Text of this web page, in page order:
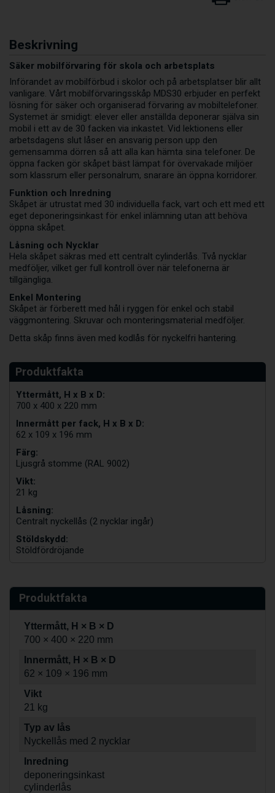
Beskrivning
Säker mobilförvaring för skola och arbetsplats
Införandet av mobilförbud i skolor och på arbetsplatser blir allt
vanligare. Vårt mobilförvaringsskåp MDS30 erbjuder en perfekt
lösning för säker och organiserad förvaring av mobiltelefoner.
Systemet är smidigt: elever eller anställda deponerar själva sin
mobil i ett av de 30 facken via inkastet. Vid lektionens eller
arbetsdagens slut låser en ansvarig person upp den
gemensamma dörren så att alla kan hämta sina telefoner. De
öppna facken gör skåpet bäst lämpat för övervakade miljöer
som klassrum eller personalrum, snarare än öppna korridorer.
Funktion och Inredning
Skåpet är utrustat med 30 individuella fack, vart och ett med ett
eget deponeringsinkast för enkel inlämning utan att behöva
öppna skåpet.
Låsning och Nycklar
Hela skåpet säkras med ett centralt cylinderlås. Två nycklar
medföljer, vilket ger full kontroll över när telefonerna är
tillgängliga.
Enkel Montering
Skåpet är förberett med hål i ryggen för enkel och stabil
väggmontering. Skruvar och monteringsmaterial medföljer.
Detta skåp finns även med kodlås för nyckelfri hantering.
Yttermått, H x B x D:
700 x 400 x 220 mm
Innermått per fack, H x B x D:
62 x 109 x 196 mm
Färg:
Ljusgrå stomme (RAL 9002)
Vikt:
21 kg
Låsning:
Centralt nyckellås (2 nycklar ingår)
Stöldskydd:
Stöldfördröjande
Produktfakta
Yttermått, H × B × D
700 × 400 × 220 mm
Innermått, H × B × D
62 × 109 × 196 mm
Vikt
21 kg
Typ av lås
Nyckellås med 2 nycklar
Inredning
deponeringsinkast
cylinderlås